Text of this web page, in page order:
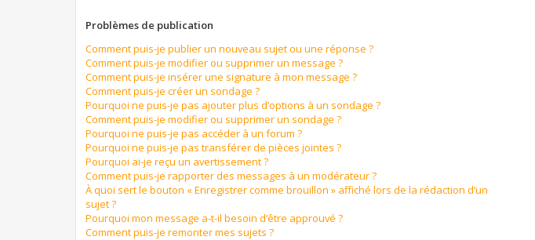
Problèmes de publication
Comment puis-je publier un nouveau sujet ou une réponse ?
Comment puis-je modifier ou supprimer un message ?
Comment puis-je insérer une signature à mon message ?
Comment puis-je créer un sondage ?
Pourquoi ne puis-je pas ajouter plus d’options à un sondage ?
Comment puis-je modifier ou supprimer un sondage ?
Pourquoi ne puis-je pas accéder à un forum ?
Pourquoi ne puis-je pas transférer de pièces jointes ?
Pourquoi ai-je reçu un avertissement ?
Comment puis-je rapporter des messages à un modérateur ?
À quoi sert le bouton « Enregistrer comme brouillon » affiché lors de la rédaction d’un
sujet ?
Pourquoi mon message a-t-il besoin d’être approuvé ?
Comment puis-je remonter mes sujets ?